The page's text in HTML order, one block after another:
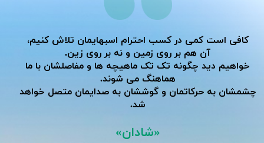
کافی است کمی در کسب احترام اسبهایمان تلاش کنیم،
آن هم بر روی زمین و نه بر روی زین.
خواهیم دید چگونه تک تک ماهیچه ها و مفاصلشان با ما
هماهنگ می شوند.
​​​​​​​چشمشان به حرکاتمان و گوششان به صدایمان متصل خواهد
شد.
«شادان»